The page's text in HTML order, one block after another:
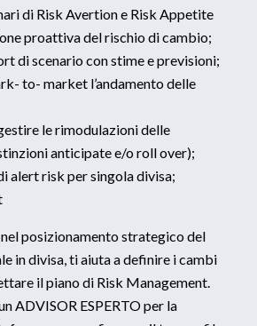
di Risk Avertion e Risk Appetite
proattiva del rischio di cambio;
di scenario con stime e previsioni;
to- market l’andamento delle
le rimodulazioni delle
anticipate e/o roll over);
alert risk per singola divisa;
posizionamento strategico del
in divisa, ti aiuta a definire i cambi
il piano di Risk Management.
ADVISOR ESPERTO per la